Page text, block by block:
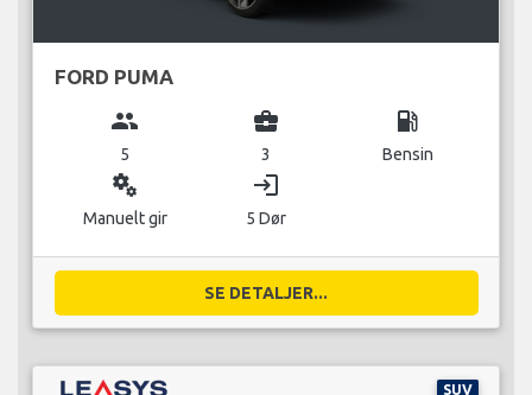
FORD PUMA
group
5
business_center
3
local_gas_station
Bensin
miscellaneous_services
Manuelt gir
login
5 Dør
SE DETALJER...
SUV